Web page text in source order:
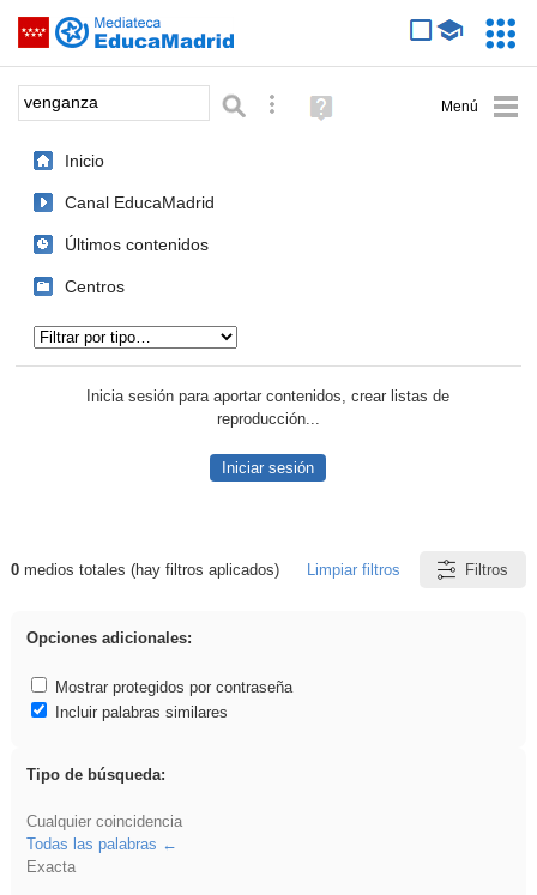
Saltar navegación
Palabra o frase: Búsqueda avanzada
Ayuda
(en
Inicio
Canal EducaMadrid
Últimos contenidos
Centros
Inicia sesión para aportar contenidos, crear listas de
reproducción...
Iniciar sesión
Resultados de: venganza
0medios totales (hay filtros aplicados) Limpiar filtros Filtros
Opciones adicionales:
Mostrar protegidos por contraseña
Incluir palabras similares
Tipo de búsqueda:
Cualquier coincidencia
Todas las palabras
Exacta